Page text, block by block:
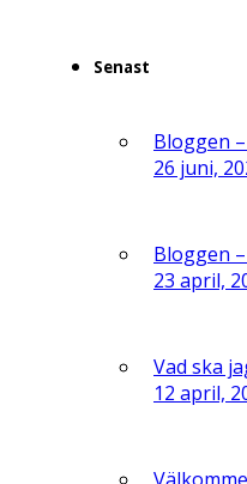
Senast
Bloggen
26 juni,
Bloggen
23 april,
Vad ska
12 april,